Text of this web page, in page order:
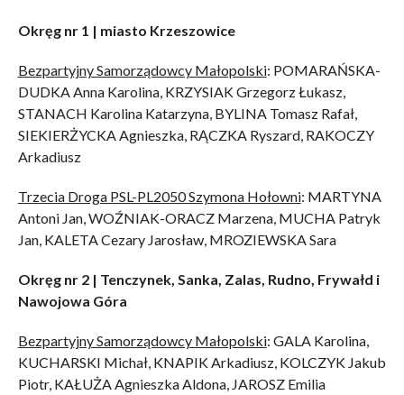
Okręg nr 1 | miasto Krzeszowice
Bezpartyjny Samorządowcy Małopolski: POMARAŃSKA-
DUDKA Anna Karolina, KRZYSIAK Grzegorz Łukasz,
STANACH Karolina Katarzyna, BYLINA Tomasz Rafał,
SIEKIERŻYCKA Agnieszka, RĄCZKA Ryszard, RAKOCZY
Arkadiusz
Trzecia Droga PSL-PL2050 Szymona Hołowni: MARTYNA
Antoni Jan, WOŹNIAK-ORACZ Marzena, MUCHA Patryk
Jan, KALETA Cezary Jarosław, MROZIEWSKA Sara
Okręg nr 2 | Tenczynek, Sanka, Zalas, Rudno, Frywałd i
Nawojowa Góra
Bezpartyjny Samorządowcy Małopolski: GALA Karolina,
KUCHARSKI Michał, KNAPIK Arkadiusz, KOLCZYK Jakub
Piotr, KAŁUŻA Agnieszka Aldona, JAROSZ Emilia